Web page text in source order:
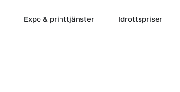
Öppna Skyltar
Expo & printtjänster Öppna Expo &
Idrottspriser